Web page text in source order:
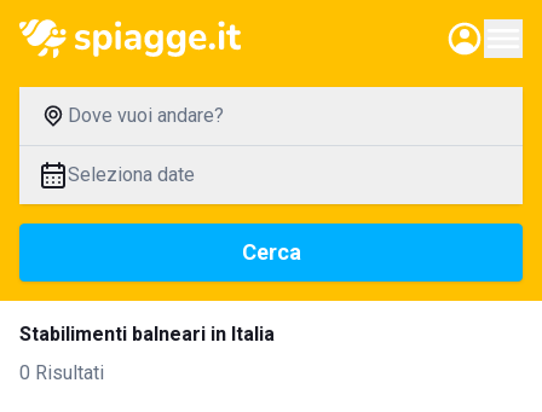
Dove vuoi andare?
Seleziona date
Cerca
Stabilimenti balneari in Italia
0 Risultati